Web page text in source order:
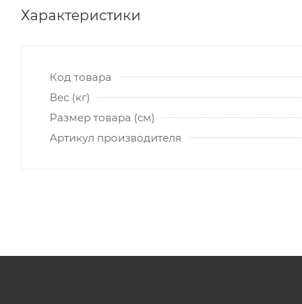
Характеристики
Код товара
Вес (кг)
Размер товара (см)
Артикул производителя